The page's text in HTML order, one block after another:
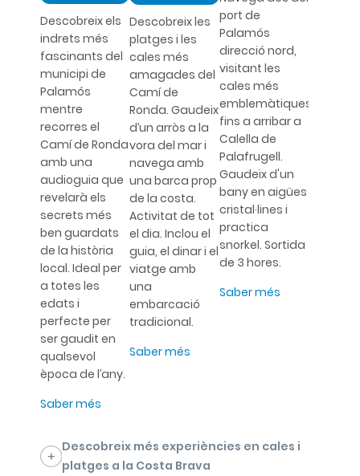
Descobreix els
indrets més
fascinants del
municipi de
Palamós
mentre
recorres el
Camí de Ronda
amb una
audioguia que
revelarà els
secrets més
ben guardats
de la història
local. Ideal per
a totes les
edats i
perfecte per
ser gaudit en
qualsevol
època de l’any.
Saber més
Descobreix les
platges i les
cales més
amagades del
Camí de
Ronda. Gaudeix
d’un arròs a la
vora del mar i
navega amb
una barca prop
de la costa.
Activitat de tot
el dia. Inclou el
guia, el dinar i el
viatge amb
una
embarcació
tradicional.
Saber més
port de
Palamós
direcció nord,
visitant les
cales més
emblemàtiques
fins a arribar a
Calella de
Palafrugell.
Gaudeix d'un
bany en aigües
cristal·lines i
practica
snorkel. Sortida
de 3 hores.
Saber més
Descobreix més experiències en cales i
platges a la Costa Brava